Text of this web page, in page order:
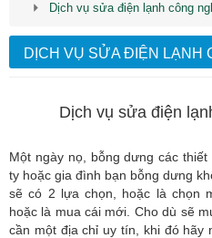
Dịch vụ sửa điện lạnh công
DỊCH VỤ SỬA ĐIỆN LẠNH
Dịch vụ sửa điện
Một ngày nọ, bỗng dưng các
ty hoặc gia đình bạn bỗng dưng
sẽ có 2 lựa chọn, hoặc là chọn
hoặc là mua cái mới. Cho dù sẽ
cần một địa chỉ uy tín, khi đó